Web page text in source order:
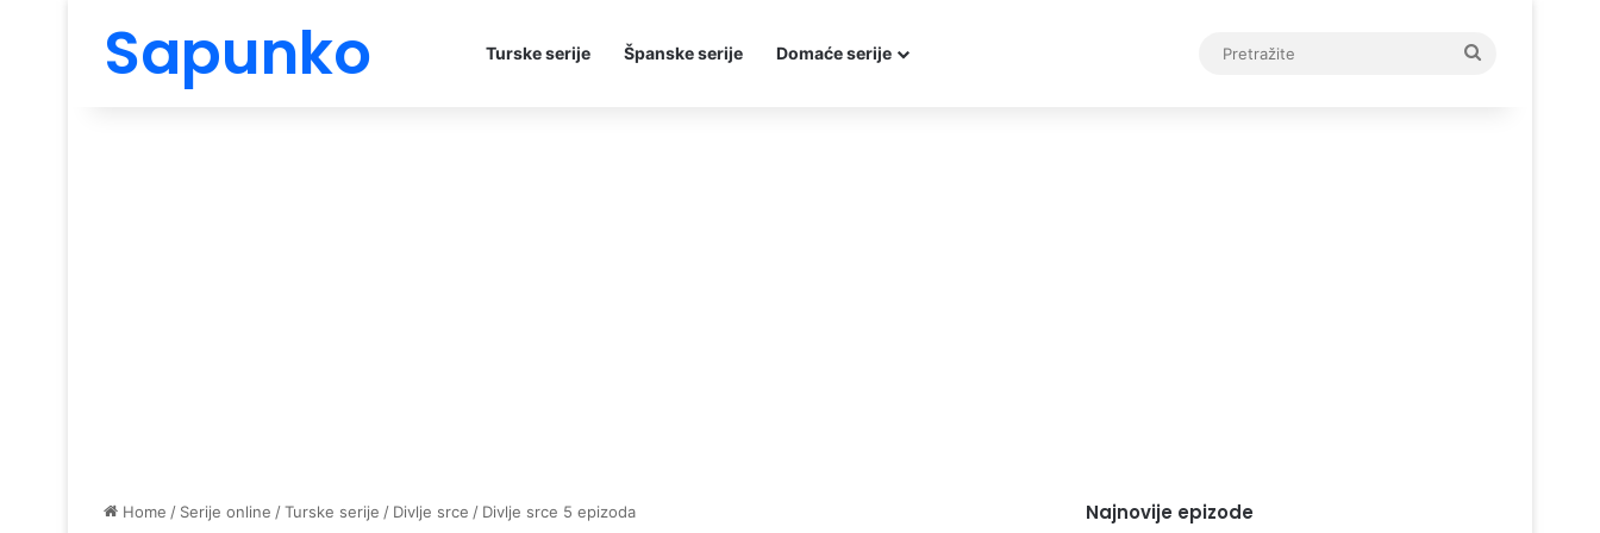
Sapunko Turske serije Španske serije Domaće serije
Home / Serije online /Turske serije / Divlje srce / Divlje srce 5 epizoda Najnovije epizode